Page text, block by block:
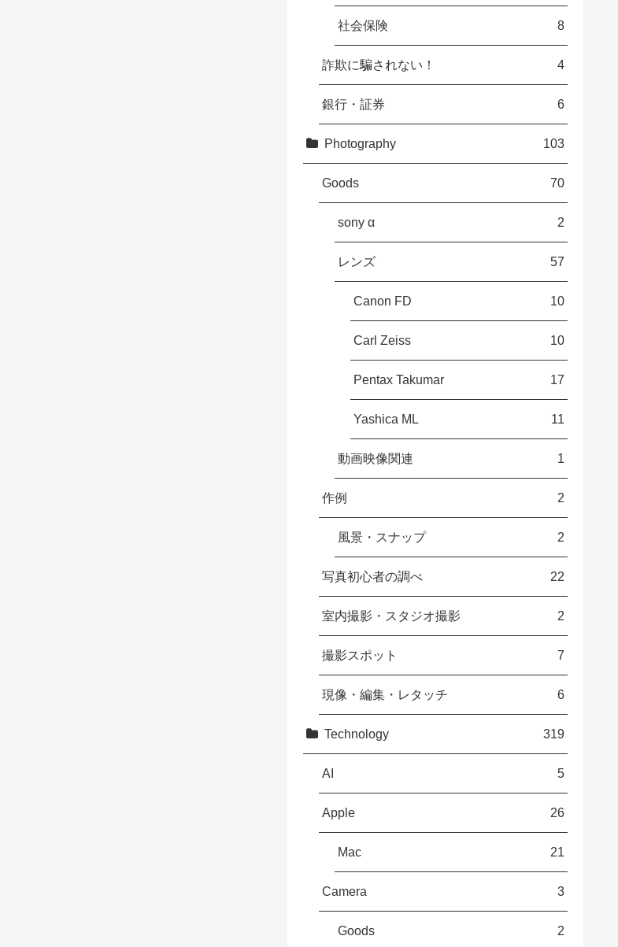
社会保険 8
詐欺に騙されない！ 4
銀行・証券 6
Photography 103
Goods 70
sony α 2
レンズ 57
Canon FD 10
Carl Zeiss 10
Pentax Takumar 17
Yashica ML 11
動画映像関連 1
作例 2
風景・スナップ 2
写真初心者の調べ 22
室内撮影・スタジオ撮影 2
撮影スポット 7
現像・編集・レタッチ 6
Technology 319
AI 5
Apple 26
Mac 21
Camera 3
Goods 2